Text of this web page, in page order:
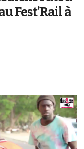
Fest’Rail à